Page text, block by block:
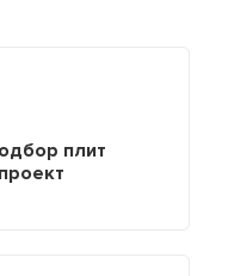
плит